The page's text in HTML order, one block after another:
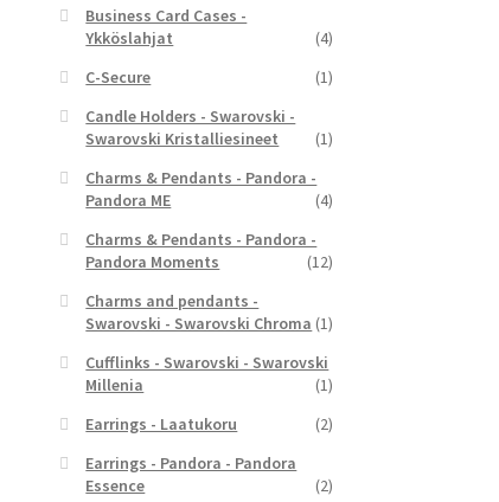
Business Card Cases -
Ykköslahjat
(4)
C-Secure
(1)
Candle Holders - Swarovski -
Swarovski Kristalliesineet
(1)
Charms & Pendants - Pandora -
Pandora ME
(4)
Charms & Pendants - Pandora -
Pandora Moments
(12)
Charms and pendants -
Swarovski - Swarovski Chroma (1)
Cufflinks - Swarovski - Swarovski
Millenia
(1)
Earrings - Laatukoru
(2)
Earrings - Pandora - Pandora
Essence
(2)